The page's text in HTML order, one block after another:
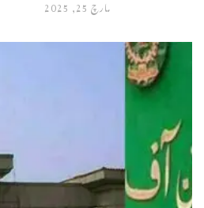
مارچ 25, 2025